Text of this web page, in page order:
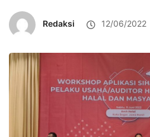
Redaksi 12/06/2022